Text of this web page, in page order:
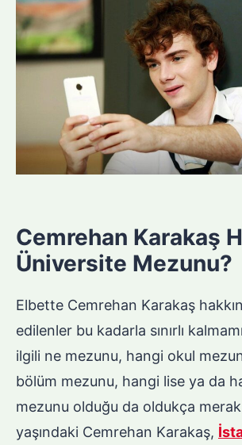
Cemrehan Karakaş
Üniversite Mezunu?
Elbette Cemrehan Karakaş
edilenler bu kadarla sınırlı
ilgili ne mezunu, hangi okul
bölüm mezunu, hangi lise ya da
mezunu olduğu da oldukça
yaşındaki Cemrehan Karakaş,